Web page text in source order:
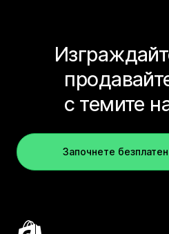
с темите
Започнете